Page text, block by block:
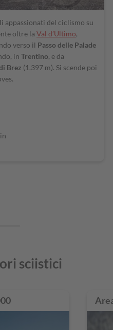
appassionati del ciclismo su
oltre la Val d’Ultimo,
verso il Passo delle Palade
in Trentino, e da
Brez (1.397 m). Si scende poi
sciistici